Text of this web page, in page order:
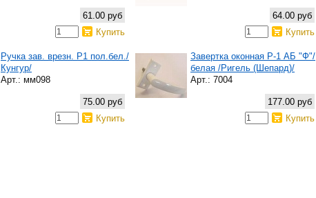
61.00 руб
Купить
64.00 руб
Купить
Ручка зав. врезн. Р1 пол.бел./
Кунгур/
Арт.: мм098
75.00 руб
Купить
Завертка оконная Р-1 АБ "Ф"/
белая /Ригель (Шепард)/
Арт.: 7004
177.00 руб
Купить